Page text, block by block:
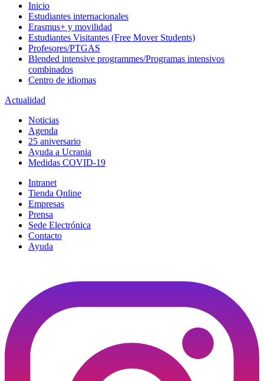
Inicio
Estudiantes internacionales
Erasmus+ y movilidad
Estudiantes Visitantes (Free Mover Students)
Profesores/PTGAS
Blended intensive programmes/Programas intensivos
combinados
Centro de idiomas
Actualidad
Noticias
Agenda
25 aniversario
Ayuda a Ucrania
Medidas COVID-19
Intranet
Tienda Online
Empresas
Prensa
Sede Electrónica
Contacto
Ayuda